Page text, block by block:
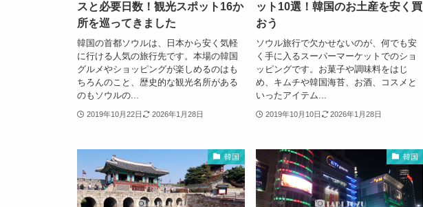
スと必要日数！観光スポット16か
所を巡ってきました
韓国の首都ソウルは、日本から安く気軽
に行ける人気の旅行先です。本場の韓国
グルメやショッピングが楽しめるのはも
ちろんのこと、歴史的な観光名所がある
のもソウルの...
2019年10月22日 2026年1月28日
ット10選！韓国のお土産を安く買
おう
ソウル旅行で欠かせないのが、何でも安
く手に入るスーパーマーケットでのショ
ッピングです。お菓子や調味料をはじ
め、キムチや韓国海苔、お酒、コスメと
いったアイテム...
2019年10月10日 2026年1月28日
韓国 韓国